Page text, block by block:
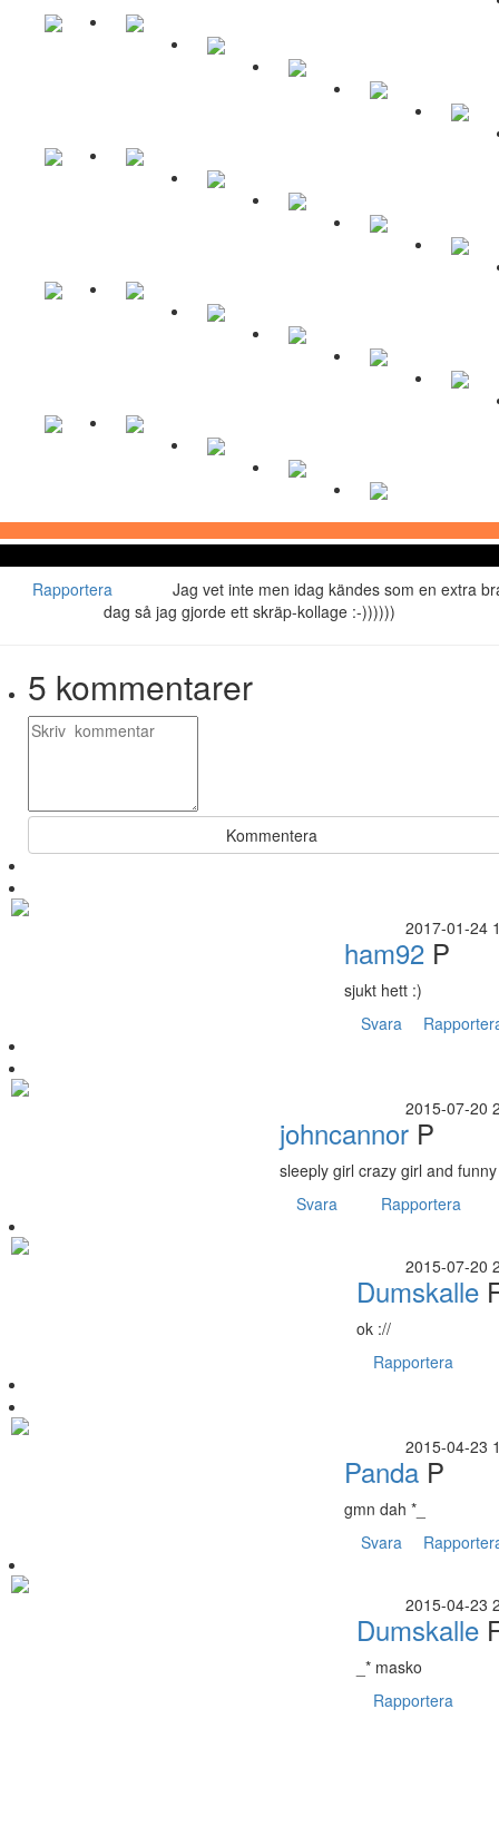
Rapportera
Jag vet inte men idag kändes som en extra
dag så jag gjorde ett skräp-kollage :-))))))
5 kommentarer
Kommentera
2017-01-24
ham92 P
sjukt hett :)
Svara
2015-07-20
johncannor P
sleeply girl crazy girl and
Svara
Rapportera
2015-07-20
Dumskalle
ok ://
Rapportera
2015-04-23
Panda P
gmn dah *_
Svara
2015-04-23
Dumskalle
_* masko
Rapportera